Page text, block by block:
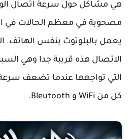
هي مشاكل حول سرعة اتصال
مصحوبة في معظم الحالات في
يعمل بالبلوتوث بنفس الهاتف.
الاتصال هذه قريبة جدا وهي
التي تواجهها عندما تضعف
كل من WiFi و Bleutooth.